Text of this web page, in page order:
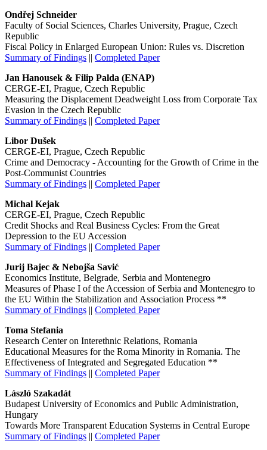
Ondřej Schneider
Faculty of Social Sciences, Charles University, Prague, Czech
Republic
Fiscal Policy in Enlarged European Union: Rules vs. Discretion
Summary of Findings || Completed Paper
Jan Hanousek & Filip Palda (ENAP)
CERGE-EI, Prague, Czech Republic
Measuring the Displacement Deadweight Loss from Corporate Tax
Evasion in the Czech Republic
Summary of Findings || Completed Paper
Libor Dušek
CERGE-EI, Prague, Czech Republic
Crime and Democracy - Accounting for the Growth of Crime in the
Post-Communist Countries
Summary of Findings || Completed Paper
Michal Kejak
CERGE-EI, Prague, Czech Republic
Credit Shocks and Real Business Cycles: From the Great
Depression to the EU Accession
Summary of Findings || Completed Paper
Jurij Bajec & Nebojša Savić
Economics Institute, Belgrade, Serbia and Montenegro
Measures of Phase I of the Accession of Serbia and Montenegro to
the EU Within the Stabilization and Association Process **
Summary of Findings || Completed Paper
Toma Stefania
Research Center on Interethnic Relations, Romania
Educational Measures for the Roma Minority in Romania. The
Effectiveness of Integrated and Segregated Education **
Summary of Findings || Completed Paper
László Szakadát
Budapest University of Economics and Public Administration,
Hungary
Towards More Transparent Education Systems in Central Europe
Summary of Findings || Completed Paper